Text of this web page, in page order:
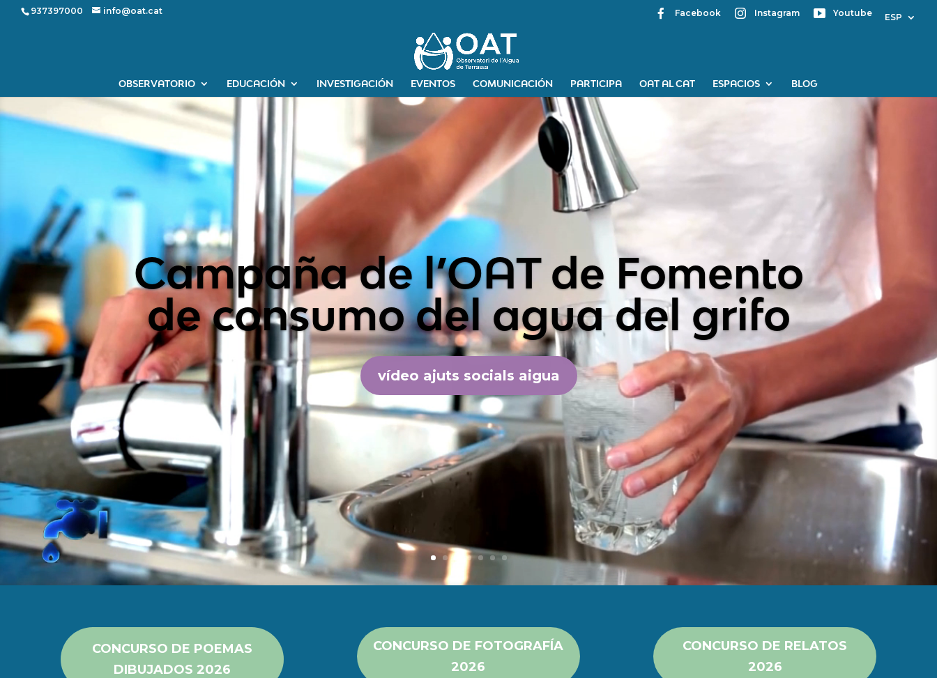
937397000 info@oat.cat Facebook Instagram Youtube ESP
OBSERVATORIO EDUCACIÓN INVESTIGACIÓN EVENTOS COMUNICACIÓN PARTICIPA OAT AL CAT ESPACIOS BLOG
Reproductor
de
vídeo
Campaña de l’OAT de Fomento
de consumo del agua del grifo
vídeo ajuts socials aigua
CONCURSO DE POEMAS
DIBUJADOS 2026
CONCURSO DE FOTOGRAFÍA
2026
CONCURSO DE RELATOS
2026